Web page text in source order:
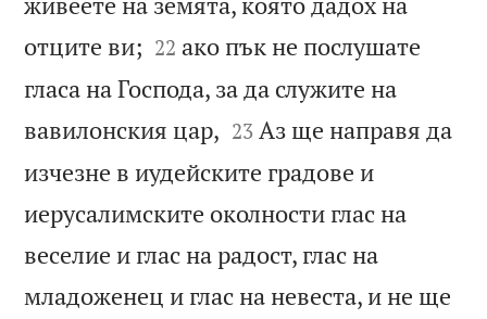
отците ви; 

22 ако пък не послушате
гласа на Господа, за да служите на
вавилонския цар, 

23 Аз ще направя да
изчезне в иудейските градове и
иерусалимските околности глас на
веселие и глас на радост, глас на
младоженец и глас на невеста, и не ще